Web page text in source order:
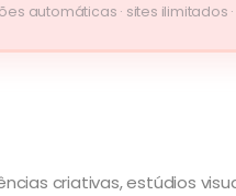
automáticas · sites ilimitados
criativas, estúdios